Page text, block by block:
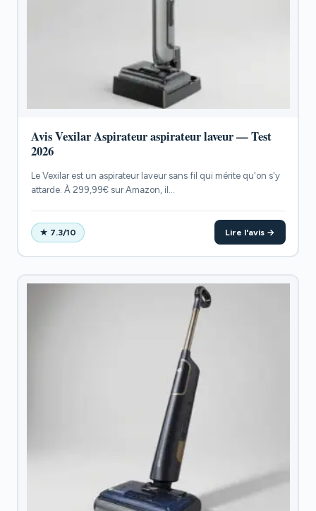
Avis Vexilar Aspirateur aspirateur laveur — Test
2026
Le Vexilar est un aspirateur laveur sans fil qui mérite qu'on s'y
attarde. À 299,99€ sur Amazon, il...
★ 7.3/10 Lire l'avis →